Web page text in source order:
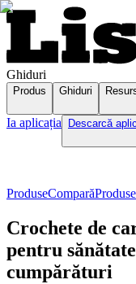
Ghiduri
Produs Ghiduri
Ia aplicația Descarcă
ProduseCompară
Crochete de
pentru
cumpărături